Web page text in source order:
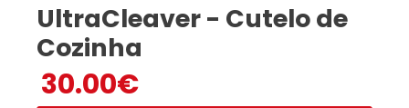
UltraCleaver - Cutelo de
Cozinha
30.00€